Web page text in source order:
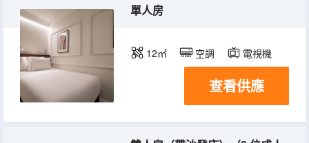
單人房
12㎡ 空調 電視機
查看供應